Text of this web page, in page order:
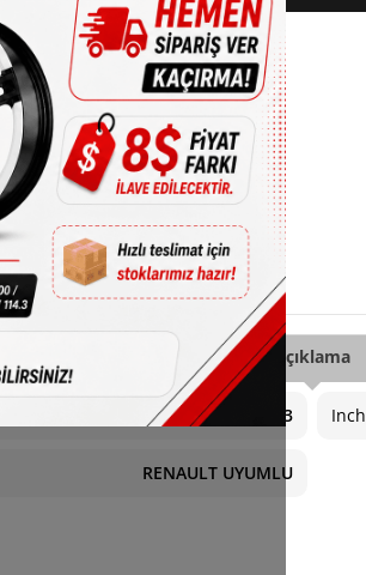
Açıklama
5X114.3 Inch
RENAULT UYUMLU